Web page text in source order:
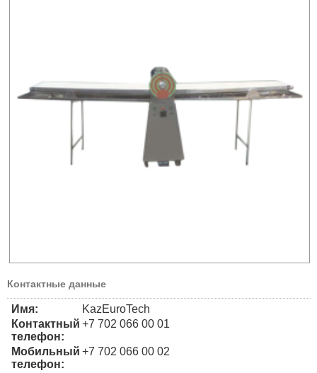
Контактные данные
Имя:
KazEuroTech
Контактный
телефон:
+7 702 066 00 01
Мобильный
телефон:
+7 702 066 00 02